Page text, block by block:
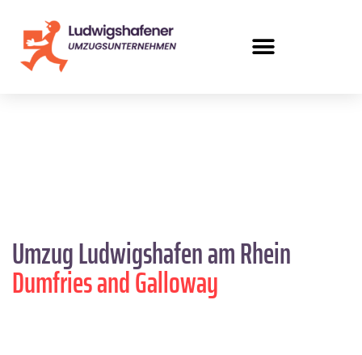
Umzug Ludwigshafen am Rhein
Dumfries and Galloway